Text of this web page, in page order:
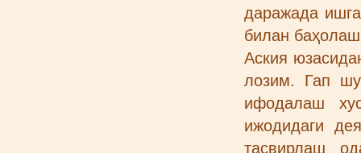
даражада ишга
билан
Аския
лозим. Гап
ифодалаш
ижодидаги
тасвирлаш